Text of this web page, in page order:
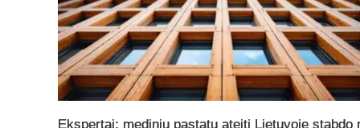
Ekspertai: medinių pastatų ateitį Lietuvoje stabdo